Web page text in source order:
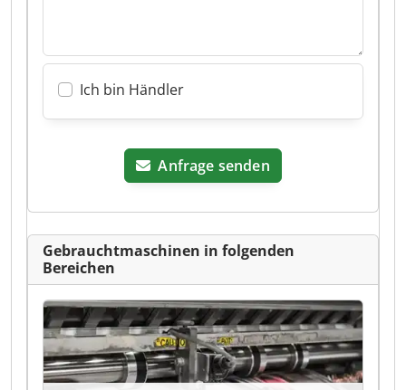
Ich bin Händler
Anfrage senden
Gebrauchtmaschinen in folgenden
Bereichen